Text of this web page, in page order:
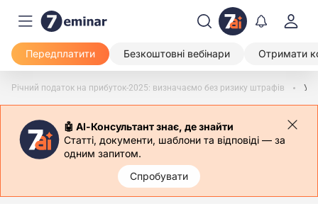
Передплатити Безкоштовні вебінари Отримати
Річний податок на прибуток-2025: визначаємо без ризику штрафів
🤖 АІ-Консультант знає, де знайти
Статті, документи, шаблони та відповіді — за
одним запитом.
Спробувати